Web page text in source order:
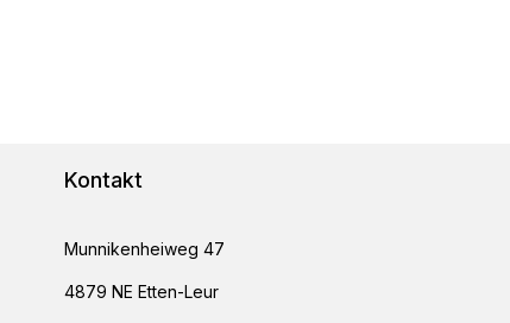
Kontakt
Munnikenheiweg 47
4879 NE Etten-Leur